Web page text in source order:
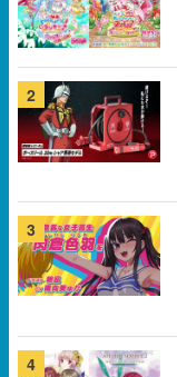
2
3
4